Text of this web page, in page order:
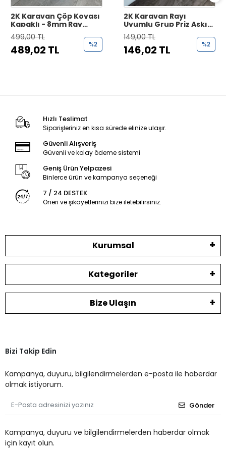
2K Karavan Çöp Kovası
Kapaklı - 8mm Ray
Uyumlu Poşet Tutucu
499,00 TL
489,02 TL %2
2K Karavan Rayı
Uyumlu Grup Priz Askı
Aparatı - Priz Tutucu
149,00 TL
146,02 TL %2
Hızlı Teslimat
Siparişleriniz en kısa sürede elinize ulaşır.
Güvenli Alışveriş
Güvenli ve kolay ödeme sistemi
Geniş Ürün Yelpazesi
Binlerce ürün ve kampanya seçeneği
7 / 24 DESTEK
Öneri ve şikayetlerinizi bize iletebilirsiniz.
Kurumsal
Kategoriler
Bize Ulaşın
Bizi Takip Edin
Kampanya, duyuru, bilgilendirmelerden e-posta ile haberdar
olmak istiyorum.
Gönder
Kampanya, duyuru ve bilgilendirmelerden haberdar olmak
için kayıt olun.